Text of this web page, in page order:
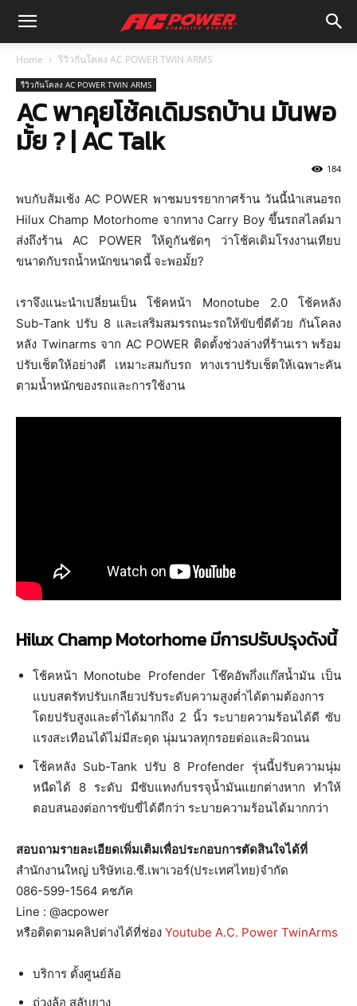
Home รีวิวกันโคลง AC POWER TWIN ARMS
รีวิวกันโคลง AC POWER TWIN ARMS
AC พาคุยโช้คเดิมรถบ้าน มันพอ
มั้ย ? | AC Talk
184
พบกับส้มเช้ง AC POWER พาชมบรรยากาศร้าน วันนี้นำเสนอรถ
Hilux Champ Motorhome จากทาง Carry Boy ขึ้นรถสไลด์มา
ส่งถึงร้าน AC POWER ให้ดูกันชัดๆ ว่าโช้คเดิมโรงงานเทียบ
ขนาดกับรถน้ำหนักขนาดนี้ จะพอมั้ย?
เราจึงแนะนำเปลี่ยนเป็น โช้คหน้า Monotube 2.0 โช้คหลัง
Sub-Tank ปรับ 8 และเสริมสมรรถนะรถให้ขับขี่ดีด้วย กันโคลง
หลัง Twinarms จาก AC POWER ติดตั้งช่วงล่างที่ร้านเรา พร้อม
ปรับเช็ตให้อย่างดี เหมาะสมกับรถ ทางเราปรับเช็ตให้เฉพาะคัน
ตามน้ำหนักของรถและการใช้งาน
Hilux Champ Motorhome มีการปรับปรุงดังนี้
โช้คหน้า Monotube Profender โช๊คอัพกึ่งแก๊สน้ำมัน เป็น
แบบสตรัทปรับเกลียวปรับระดับความสูงต่ำได้ตามต้องการ
โดยปรับสูงและต่ำได้มากถึง 2 นิ้ว ระบายความร้อนได้ดี ซับ
แรงสะเทือนได้ไม่มีสะดุด นุ่มนวลทุกรอยต่อและผิวถนน
โช้คหลัง Sub-Tank ปรับ 8 Profender รุ่นนี้ปรับความนุ่ม
หนืดได้ 8 ระดับ มีซับแทงก์บรรจุน้ำมันแยกต่างหาก ทำให้
ตอบสนองต่อการขับขี่ได้ดีกว่า ระบายความร้อนได้มากกว่า
สอบถามรายละเอียดเพิ่มเติมเพื่อประกอบการตัดสินใจได้ที่
สำนักงานใหญ่ บริษัทเอ.ซี.เพาเวอร์(ประเทศไทย)จำกัด
086-599-1564 คชภัค
Line : @acpower
หรือติดตามคลิปต่างได้ที่ช่อง Youtube A.C. Power TwinArms
บริการ ตั้งศูนย์ล้อ
ถ่วงล้อ สลับยาง